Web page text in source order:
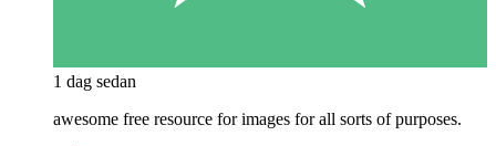
1 dag sedan
awesome free resource for images for all sorts of purposes.